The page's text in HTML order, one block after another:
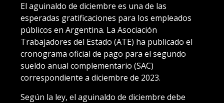
El aguinaldo de diciembre es una de las
esperadas gratificaciones para los empleados
públicos en Argentina. La Asociación
Trabajadores del Estado (ATE) ha publicado el
cronograma oficial de pago para el segundo
sueldo anual complementario (SAC)
correspondiente a diciembre de 2023.
Según la ley, el aguinaldo de diciembre debe